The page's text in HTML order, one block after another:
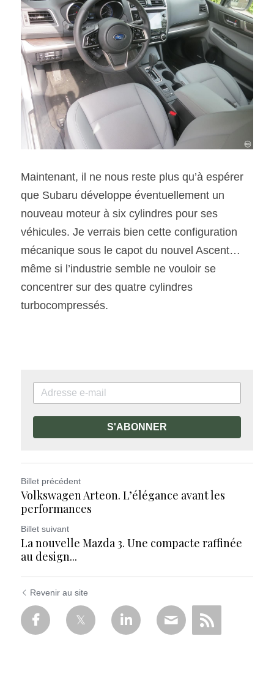
Maintenant, il ne nous reste plus qu’à espérer
que Subaru développe éventuellement un
nouveau moteur à six cylindres pour ses
véhicules. Je verrais bien cette configuration
mécanique sous le capot du nouvel Ascent…
même si l’industrie semble ne vouloir se
concentrer sur des quatre cylindres
turbocompressés.
S'ABONNER
Billet précédent
Volkswagen Arteon. L’élégance avant les
performances
Billet suivant
La nouvelle Mazda 3. Une compacte raffinée
au design...
Revenir au site